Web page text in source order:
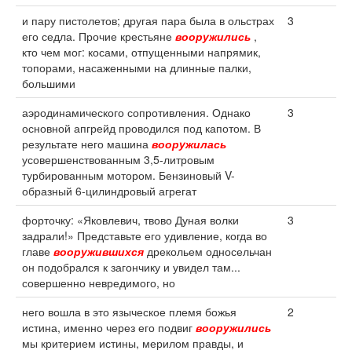
и пару пистолетов; другая пара была в ольстрах
его седла. Прочие крестьяне вооружились ,
кто чем мог: косами, отпущенными напрямик,
топорами, насаженными на длинные палки,
большими
3
аэродинамического сопротивления. Однако
основной апгрейд проводился под капотом. В
результате него машина вооружилась
усовершенствованным 3,5-литровым
турбированным мотором. Бензиновый V-
образный 6-цилиндровый агрегат
3
форточку: «Яковлевич, твово Дуная волки
задрали!» Представьте его удивление, когда во
главе вооружившихся дрекольем односельчан
он подобрался к загончику и увидел там...
совершенно невредимого, но
3
него вошла в это языческое племя божья
истина, именно через его подвиг вооружились
мы критерием истины, мерилом правды, и
2